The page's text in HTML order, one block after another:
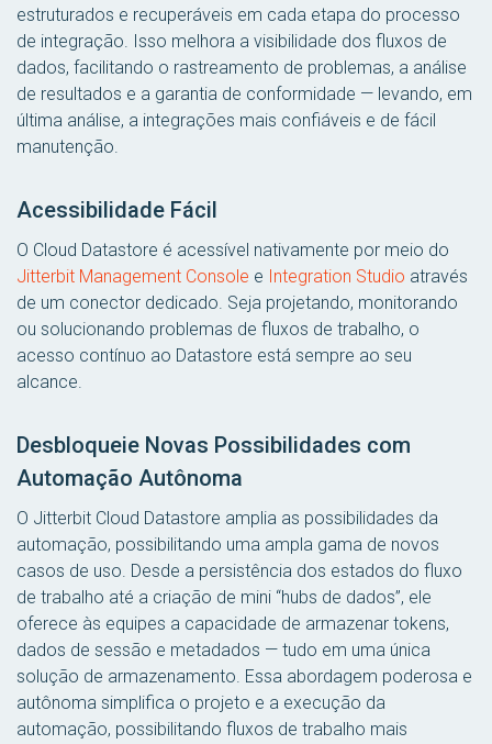
estruturados e recuperáveis em cada etapa do processo
de integração. Isso melhora a visibilidade dos fluxos de
dados, facilitando o rastreamento de problemas, a análise
de resultados e a garantia de conformidade — levando, em
última análise, a integrações mais confiáveis e de fácil
manutenção.
Acessibilidade Fácil
O Cloud Datastore é acessível nativamente por meio do
Jitterbit Management Console e Integration Studio através
de um conector dedicado. Seja projetando, monitorando
ou solucionando problemas de fluxos de trabalho, o
acesso contínuo ao Datastore está sempre ao seu
alcance.
Desbloqueie Novas Possibilidades com
Automação Autônoma
O Jitterbit Cloud Datastore amplia as possibilidades da
automação, possibilitando uma ampla gama de novos
casos de uso. Desde a persistência dos estados do fluxo
de trabalho até a criação de mini “hubs de dados”, ele
oferece às equipes a capacidade de armazenar tokens,
dados de sessão e metadados — tudo em uma única
solução de armazenamento. Essa abordagem poderosa e
autônoma simplifica o projeto e a execução da
automação, possibilitando fluxos de trabalho mais